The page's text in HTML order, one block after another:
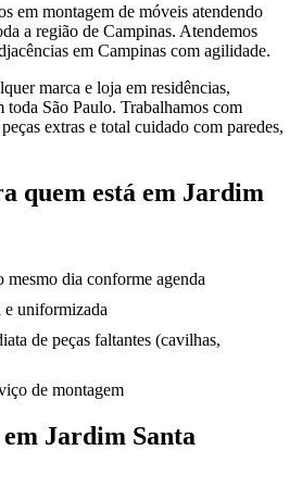
em montagem de móveis atendendo
a região de Campinas. Atendemos
em Campinas com agilidade.
marca e loja em residências,
toda São Paulo. Trabalhamos com
extras e total cuidado com paredes,
quem está em Jardim
mesmo dia conforme agenda
e uniformizada
de peças faltantes (cavilhas,
de montagem
Jardim Santa